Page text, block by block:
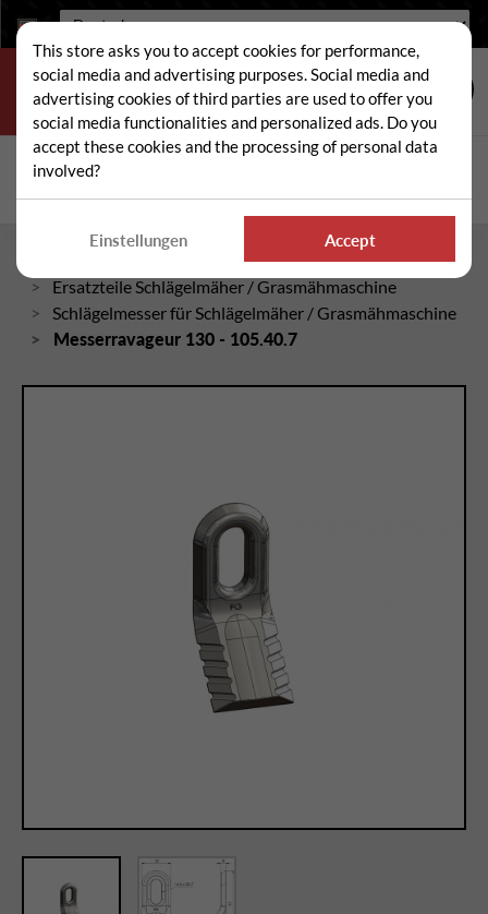
Sprache:
Suche
Ersatzteile Schlägelmäher / Grasmähmaschine
Schlägelmesser für Schlägelmäher / Grasmähmaschine
Messerravageur 130 - 105.40.7
This store asks you to accept cookies for performance,
social media and advertising purposes. Social media and
advertising cookies of third parties are used to offer you
social media functionalities and personalized ads. Do you
accept these cookies and the processing of personal data
involved?
Einstellungen Accept